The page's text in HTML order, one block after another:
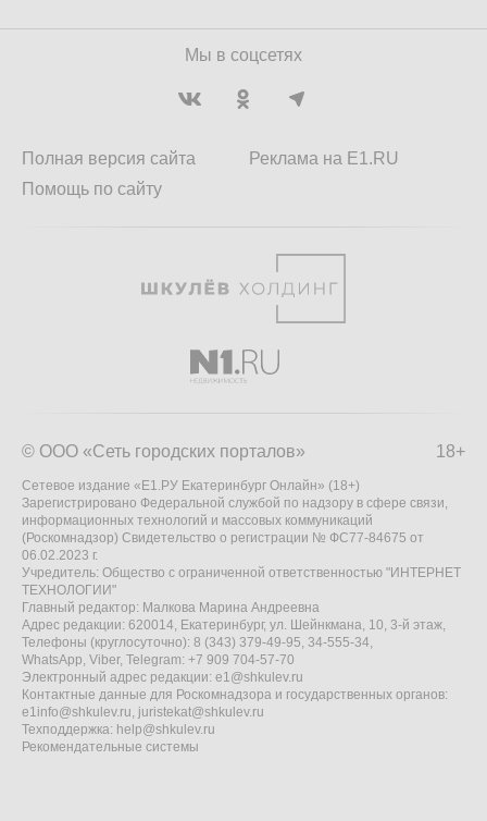
Мы в соцсетях
Полная версия сайта
Помощь по сайту
Реклама на E1.RU
18+
© ООО «Сеть городских порталов»
Сетевое издание «Е1.РУ Екатеринбург Онлайн» (18+)
Зарегистрировано Федеральной службой по надзору в сфере связи,
информационных технологий и массовых коммуникаций
(Роскомнадзор) Свидетельство о регистрации № ФС77-84675 от
06.02.2023 г.
Учредитель: Общество с ограниченной ответственностью "ИНТЕРНЕТ
ТЕХНОЛОГИИ"
Главный редактор: Малкова Марина Андреевна
Адрес редакции: 620014, Екатеринбург, ул. Шейнкмана, 10, 3-й этаж,
Телефоны (круглосуточно): 8 (343) 379-49-95, 34-555-34,
WhatsApp, Viber, Telegram: +7 909 704-57-70
Электронный адрес редакции: e1@shkulev.ru
Контактные данные для Роскомнадзора и государственных органов:
e1info@shkulev.ru, juristekat@shkulev.ru
Техподдержка: help@shkulev.ru
Рекомендательные системы